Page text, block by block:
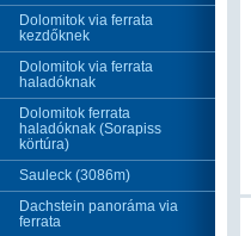
Dolomitok via ferrata
kezdőknek
Dolomitok via ferrata
haladóknak
Dolomitok ferrata
haladóknak (Sorapiss
körtúra)
Sauleck (3086m)
Dachstein panoráma via
ferrata